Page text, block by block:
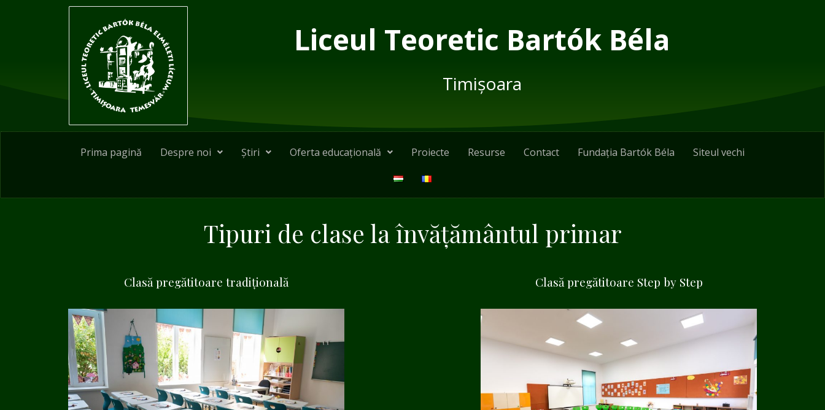
Liceul Teoretic Bartók Béla
Timișoara
Prima pagină Despre noi Știri Oferta educațională Proiecte Resurse Contact Fundația Bartók Béla Siteul vechi
Tipuri de clase la învățământul primar
Clasă pregătitoare tradițională Clasă pregătitoare Step by Step